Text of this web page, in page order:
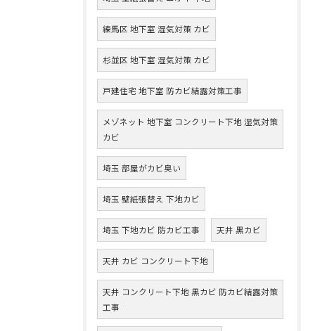
練馬区 地下室 湿気対策 カビ
杉並区 地下室 湿気対策 カビ
戸建住宅 地下室 防カビ結露対策工事
メゾネット 地下室 コンクリート下地 湿気対策
カビ
埼玉 部屋がカビ臭い
埼玉 壁紙張替え 下地カビ
埼玉 下地カビ 防カビ工事 天井 黒カビ
天井 カビ コンクリート下地
天井 コンクリート下地 黒カビ 防カビ結露対策
工事